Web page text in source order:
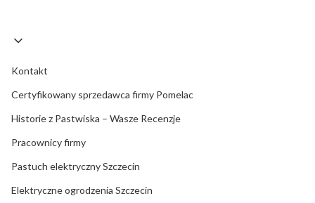
Kontakt
Certyfikowany sprzedawca firmy Pomelac
Historie z Pastwiska – Wasze Recenzje
Pracownicy firmy
Pastuch elektryczny Szczecin
Elektryczne ogrodzenia Szczecin